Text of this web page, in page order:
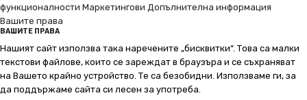
функционалности Маркетингови Допълнителна информация
Вашите права
ВАШИТЕ ПРАВА
Нашият сайт използва така наречените „бисквитки“. Това са малки
текстови файлове, които се зареждат в браузъра и се съхраняват
на Вашето крайно устройство. Те са безобидни. Използваме ги, за
да поддържаме сайта си лесен за употреба.